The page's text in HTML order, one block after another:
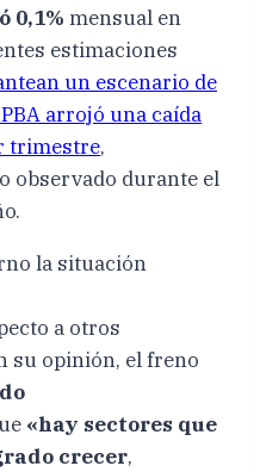
0,1% mensual en
estimaciones
un escenario de
arrojó una caída
trimestre,
observado durante el
la situación
a otros
su opinión, el freno
«hay sectores que
crecer,